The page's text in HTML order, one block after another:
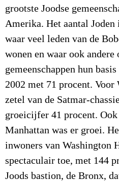
grootste Joodse
Amerika. Het aantal Joden
waar veel leden van de
wonen en waar ook andere
gemeenschappen hun
2002 met 71 procent.
zetel van de Satmar-
groeicijfer 41 procent.
Manhattan was er groei.
inwoners van Washington
spectaculair toe, met 144
Joods bastion, de Bronx,